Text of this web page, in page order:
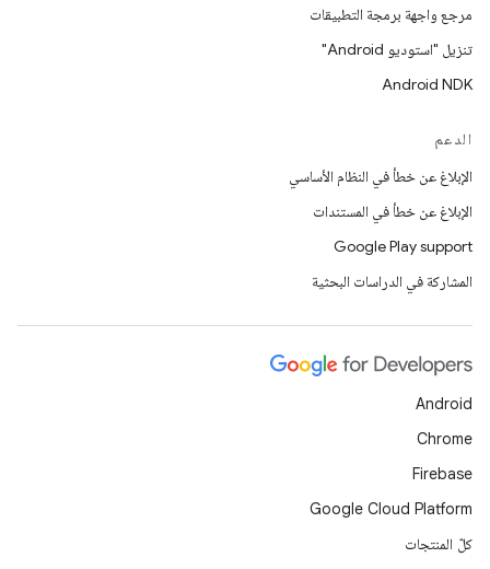
مرجع واجهة برمجة التطبيقات
تنزيل "استوديو Android"
Android NDK
الدعم
الإبلاغ عن خطأ في النظام الأساسي
الإبلاغ عن خطأ في المستندات
Google Play support
المشاركة في الدراسات البحثية
Android
Chrome
Firebase
Google Cloud Platform
كلّ المنتجات